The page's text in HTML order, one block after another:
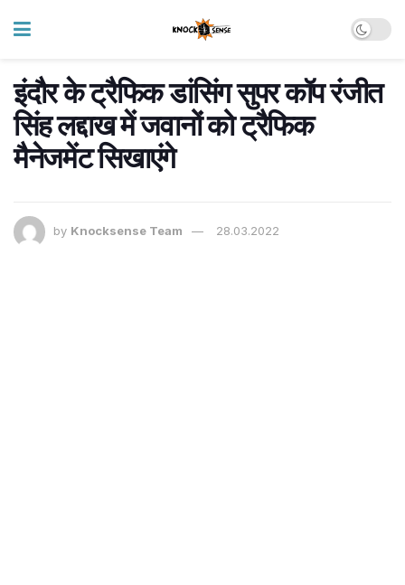
इंदौर के ट्रैफिक डांसिंग सुपर कॉप रंजीत
सिंह लद्दाख में जवानों को ट्रैफिक
मैनेजमेंट सिखाएंगे
by Knocksense Team 28.03.2022